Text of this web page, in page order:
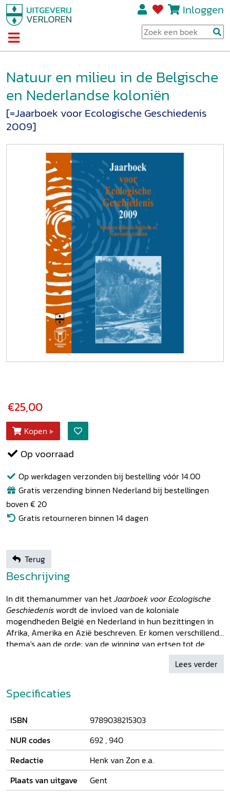
Inloggen
Natuur en milieu in de Belgische
en Nederlandse koloniën
[=Jaarboek voor Ecologische Geschiedenis
2009]
€25,00
Kopen
Op voorraad
Op werkdagen verzonden bij bestelling vóór 14.00
Gratis verzending binnen Nederland bij bestellingen
boven € 20
Gratis retourneren binnen 14 dagen
Terug
Beschrijving
In dit themanummer van hetJaarboek voor Ecologische
Geschiedenis wordt de invloed van de koloniale
mogendheden België en Nederland in hun bezittingen in
Afrika, Amerika en Azië beschreven. Er komen verschillende
thema's aan de orde: van de winning van ertsen tot de
uitputting van landbouwgronden, van de beelden die onze
voorouders zich vormden van de gebieden overzee - en de
bijvoorbeeld natuur - tot de vorming van collecties van
exotische naturalia. De invloed was trouwens niet altijd
van Staatsbosbeheer ingesteld en elders werden
initiatieven ontplooid om de natuur te beschermen. Met de
keuze voor dit onderwerp sluit de redactie van JEG aan bij
internationaal gevoerde discussies onder historici over de
betekenis van exotische streken voor landen in Europa (en
omgekeerd).
Lees verder
Specificaties
ISBN
9789038215303
NUR codes
692 ,940
Redactie
Henk van Zon e.a.
Plaats van uitgave
Gent